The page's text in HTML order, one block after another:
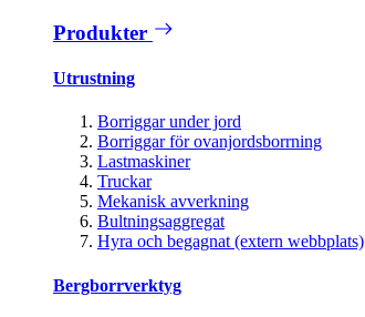
Produkter
Utrustning
Borriggar under jord
Borriggar för ovanjordsborrning
Lastmaskiner
Truckar
Mekanisk avverkning
Bultningsaggregat
Hyra och begagnat (extern webbplats)
Bergborrverktyg